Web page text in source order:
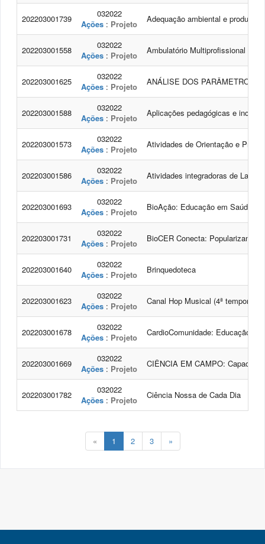
202203001739
032022
Ações : Projeto Adequação ambiental e
202203001558
032022
Ações : Projeto Ambulatório Multiprofissional de
202203001625
032022
Ações : Projeto ANÁLISE DOS PARÂMETROS
202203001588
032022
Ações : Projeto Aplicações pedagógicas e
202203001573
032022
Ações : Projeto Atividades de Orientação e
202203001586
032022
Ações : Projeto Atividades integradoras de Lazer,
202203001693
032022
Ações : Projeto BioAção: Educação em Saúde,
202203001731
032022
Ações : Projeto BioCER Conecta: Popularizando
202203001640
032022
Ações : Projeto Brinquedoteca
202203001623
032022
Ações : Projeto Canal Hop Musical (4ª temporada)
202203001678
032022
Ações : Projeto CardioComunidade: Educação e
202203001669
032022
Ações : Projeto CIÊNCIA EM CAMPO:
202203001782
032022
Ações : Projeto Ciência Nossa de Cada Dia
« 1 2 3 »